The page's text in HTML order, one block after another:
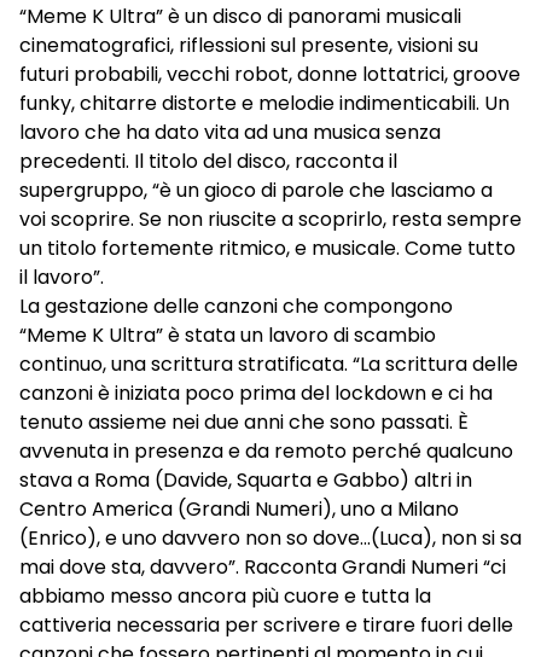
“Meme K Ultra” è un disco di panorami musicali
cinematografici, riflessioni sul presente, visioni su
futuri probabili, vecchi robot, donne lottatrici, groove
funky, chitarre distorte e melodie indimenticabili. Un
lavoro che ha dato vita ad una musica senza
precedenti. Il titolo del disco, racconta il
supergruppo, “è un gioco di parole che lasciamo a
voi scoprire. Se non riuscite a scoprirlo, resta sempre
un titolo fortemente ritmico, e musicale. Come tutto
il lavoro”.
La gestazione delle canzoni che compongono
“Meme K Ultra” è stata un lavoro di scambio
continuo, una scrittura stratificata. “La scrittura delle
canzoni è iniziata poco prima del lockdown e ci ha
tenuto assieme nei due anni che sono passati. È
avvenuta in presenza e da remoto perché qualcuno
stava a Roma (Davide, Squarta e Gabbo) altri in
Centro America (Grandi Numeri), uno a Milano
(Enrico), e uno davvero non so dove…(Luca), non si sa
mai dove sta, davvero”. Racconta Grandi Numeri “ci
abbiamo messo ancora più cuore e tutta la
cattiveria necessaria per scrivere e tirare fuori delle